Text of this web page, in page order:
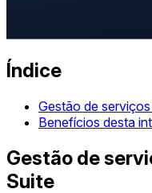
Índice
Gestão de
Benefícios desta
Gestão de
Suite